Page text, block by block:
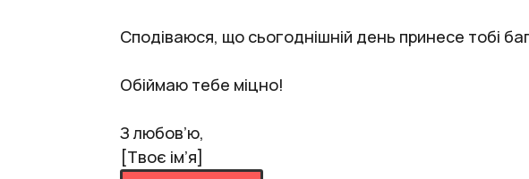
Сподіваюся, що сьогоднішній день принесе тобі
Обіймаю тебе міцно!
З любов’ю,
[Твоє ім’я]